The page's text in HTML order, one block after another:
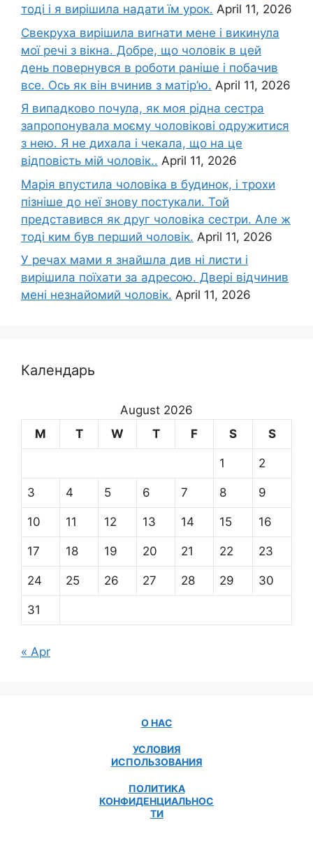
тоді і я вирішила надати їм урок. April 11, 2026
Свекруха вирішила виrнати мене і викинула
мої речі з вікна. Добре, що чоловік в цей
день повернувся в роботи раніше і побачив
все. Ось як він вчинив з матір’ю. April 11, 2026
Я випадково почула, як моя рідна сестра
запропонувала моєму чоловікові одружитися
з нею. Я не дихала і чекала, що на це
відповість мій чоловік.. April 11, 2026
Марія впустила чоловіка в будинок, і трохи
пізніше до неї знову постукали. Той
представився як друг чоловіка сестри. Але ж
тоді ким був перший чоловік. April 11, 2026
У речах мами я знайшла див ні листи і
вирішила поїхати за адресою. Двері відчинив
мені незнайомий чоловік. April 11, 2026
Календарь
August 2026
M
T W T F S S
1 2
3 4 5 6 7 8 9
10 11 12 13 14 15 16
17 18 19 20 21 22 23
24 25 26 27 28 29 30
31
« Apr
О НАС
УСЛОВИЯ
ИСПОЛЬЗОВАНИЯ
ПОЛИТИКА
КОНФИДЕНЦИАЛЬНОС
ТИ